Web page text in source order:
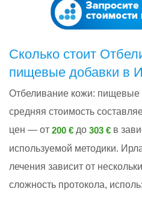
Сколько стоит
пищевые добавки в
Отбеливание кожи: пищевые
cредняя стоимость
цен — от 200 € до 303 € в
используемой методики.
лечения зависит от
сложность протокола,